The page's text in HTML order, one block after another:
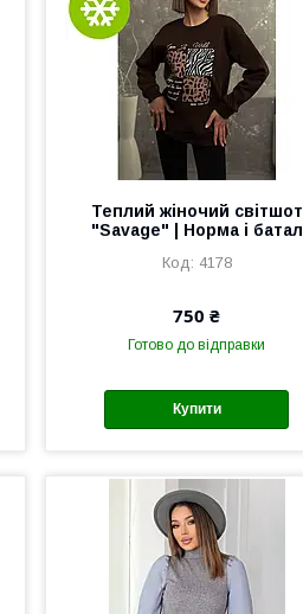
Теплий жіночий світшот
"Savage" | Норма і батал
4178
750 ₴
Готово до відправки
Купити